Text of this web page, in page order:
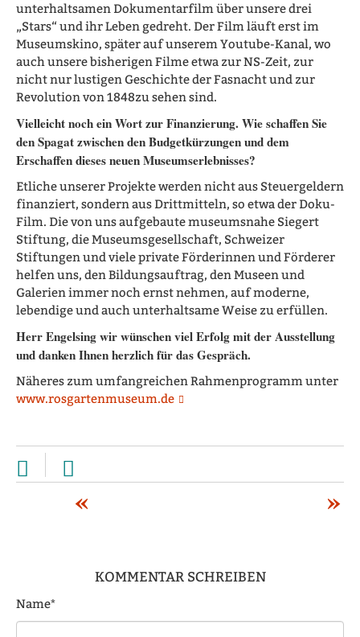
unterhaltsamen Dokumentarfilm über unsere drei
„Stars“ und ihr Leben gedreht. Der Film läuft erst im
Museumskino, später auf unserem Youtube-Kanal, wo
auch unsere bisherigen Filme etwa zur NS-Zeit, zur
nicht nur lustigen Geschichte der Fasnacht und zur
Revolution von 1848zu sehen sind.
Vielleicht noch ein Wort zur Finanzierung. Wie schaffen Sie
den Spagat zwischen den Budgetkürzungen und dem
Erschaffen dieses neuen Museumserlebnisses?
Etliche unserer Projekte werden nicht aus Steuergeldern
finanziert, sondern aus Drittmitteln, so etwa der Doku-
Film. Die von uns aufgebaute museumsnahe Siegert
Stiftung, die Museumsgesellschaft, Schweizer
Stiftungen und viele private Förderinnen und Förderer
helfen uns, den Bildungsauftrag, den Museen und
Galerien immer noch ernst nehmen, auf moderne,
lebendige und auch unterhaltsame Weise zu erfüllen.
Herr Engelsing wir wünschen viel Erfolg mit der Ausstellung
und danken Ihnen herzlich für das Gespräch.
Näheres zum umfangreichen Rahmenprogramm unter
www.rosgartenmuseum.de
»
«
KOMMENTAR SCHREIBEN
Name*